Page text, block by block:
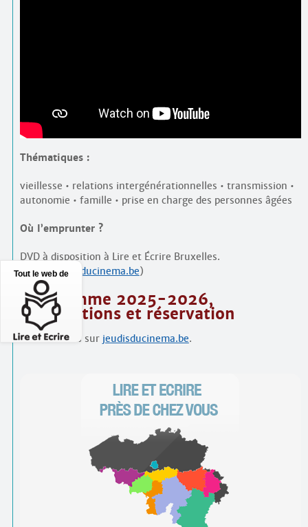
Thématiques :
vieillesse • relations intergénérationnelles • transmission •
autonomie • famille • prise en charge des personnes âgées
Où l’emprunter ?
DVD à disposition à Lire et Écrire Bruxelles.
(info@jeudisducinema.be)
Programme 2025-2026,
informations et réservation
Rendez-vous sur jeudisducinema.be.
Tout le web de